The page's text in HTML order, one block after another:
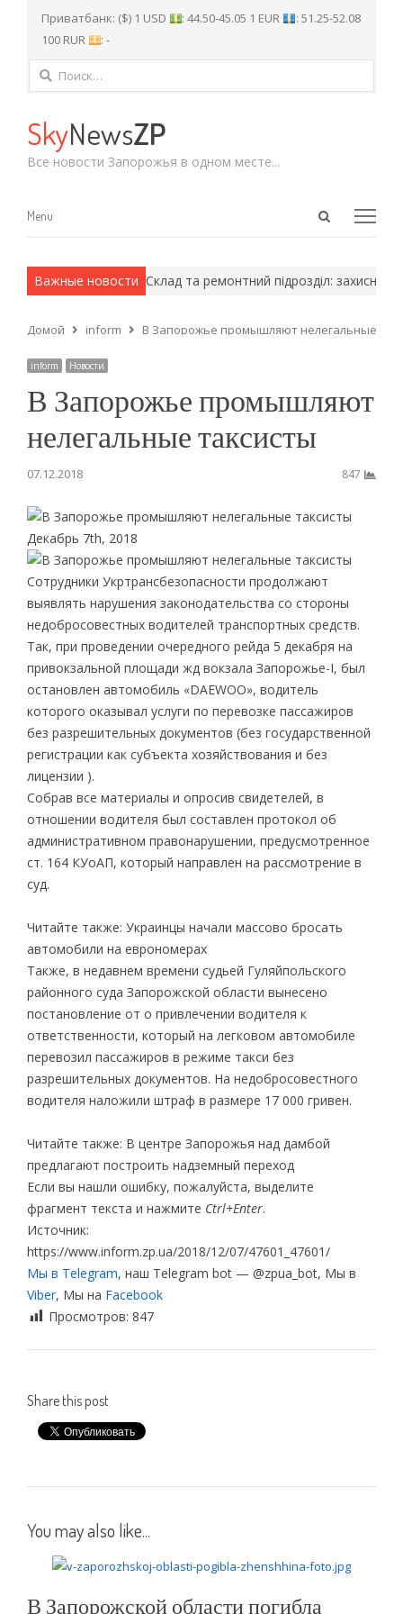
Приватбанк: ($) 1 USD : 44.50-45.05 1 EUR
: 51.25-52.08
100 RUR
: -
Найти:
SkyNewsZP
Все новости Запорожья в одном месте...
Open
Menu
Menu
Важные новости
методы. Склад та ремонтний підрозділ: захисники
Домой inform В Запорожье промышляют нелегальные
inform Новости
В Запорожье промышляют
нелегальные таксисты
07.12.2018 847
Декабрь 7th, 2018
Сотрудники Укртрансбезопасности продолжают
выявлять нарушения законодательства со стороны
недобросовестных водителей транспортных средств.
Так, при проведении очередного рейда 5 декабря на
привокзальной площади жд вокзала Запорожье-I, был
остановлен автомобиль «DAEWOO», водитель
которого оказывал услуги по перевозке пассажиров
без разрешительных документов (без государственной
регистрации как субъекта хозяйствования и без
лицензии ).
Собрав все материалы и опросив свидетелей, в
отношении водителя был составлен протокол об
административном правонарушении, предусмотренное
ст. 164 КУоАП, который направлен на рассмотрение в
суд.
Читайте также: Украинцы начали массово бросать
автомобили на еврономерах
Также, в недавнем времени судьей Гуляйпольского
районного суда Запорожской области вынесено
постановление от о привлечении водителя к
ответственности, который на легковом автомобиле
перевозил пассажиров в режиме такси без
разрешительных документов. На недобросовестного
водителя наложили штраф в размере 17 000 гривен.
Читайте также: В центре Запорожья над дамбой
предлагают построить надземный переход
Если вы нашли ошибку, пожалуйста, выделите
фрагмент текста и нажмите Ctrl+Enter.
Источник:
https://www.inform.zp.ua/2018/12/07/47601_47601/
Мы в Telegram, наш Telegram bot — @zpua_bot, Мы в
Viber, Мы на Facebook
Просмотров: 847
Share this post
You may also like...
В Запорожской области погибла